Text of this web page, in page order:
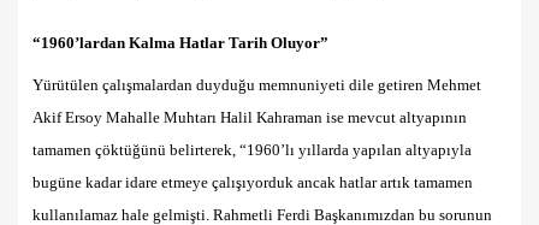
“1960’lardan Kalma Hatlar Tarih Oluyor”
​Yürütülen çalışmalardan duyduğu memnuniyeti dile getiren Mehmet
Akif Ersoy Mahalle Muhtarı Halil Kahraman ise mevcut altyapının
tamamen çöktüğünü belirterek, “1960’lı yıllarda yapılan altyapıyla
bugüne kadar idare etmeye çalışıyorduk ancak hatlar artık tamamen
kullanılamaz hale gelmişti. Rahmetli Ferdi Başkanımızdan bu sorunun